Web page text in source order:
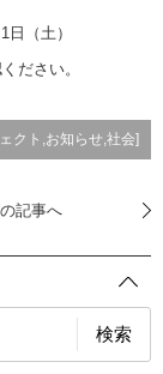
日（土）
ださい。
クト ,お知らせ,社会]
記事へ
検索